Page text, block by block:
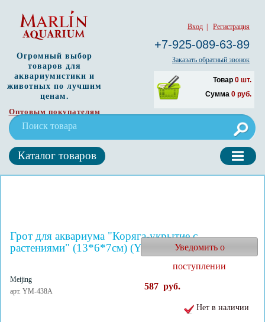
Вход Регистрация
+7-925-089-63-89
Заказать обратный звонок
Товар 0 шт.
Сумма 0 руб.
Огромный выбор
товаров для
аквариумистики и
животных по лучшим
ценам.
Оптовым покупателям
Каталог товаров
Грот для аквариума "Коряга-укрытие с
растениями" (13*6*7см) (YM-438A)
Meijing
арт. YM-438A
Уведомить о
поступлении
587 руб.
Нет в наличии